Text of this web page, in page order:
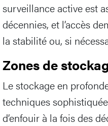
surveillance active est
décennies, et l’accès
la stabilité ou, si
Zones de
Le stockage en
techniques
d’enfouir à la fois des